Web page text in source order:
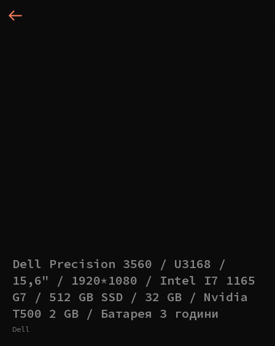
Dell Precision 3560 / U3168 /
15,6" / 1920*1080 / Intel I7 1165
G7 / 512 GB SSD / 32 GB / Nvidia
T500 2 GB / Батарея 3 години
Dell